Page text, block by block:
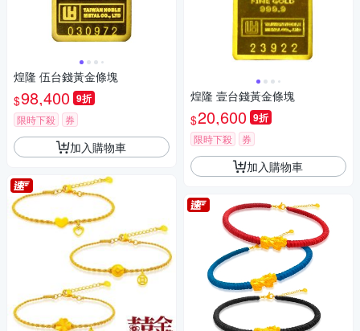
煌隆 伍台錢黃金條塊
$98,400 9折
限時下殺 券
加入購物車
煌隆 壹台錢黃金條塊
$20,600 9折
限時下殺 券
加入購物車